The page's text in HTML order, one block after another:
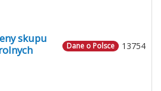
13754
Dane o Polsce
skupu